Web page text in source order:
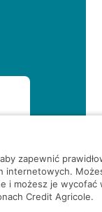
zapewnić
możesz je
Credit Agricole.